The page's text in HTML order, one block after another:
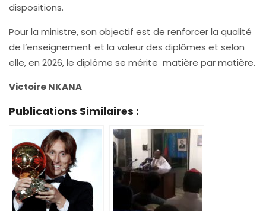
dispositions.
Pour la ministre, son objectif est de renforcer la qualité
de l’enseignement et la valeur des diplômes et selon
elle, en 2026, le diplôme se mérite matière par matière.
Victoire NKANA
Publications Similaires :